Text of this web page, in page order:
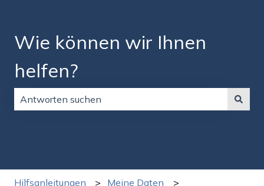
Wie können wir Ihnen
helfen?
Hilfsanleitungen Meine Daten